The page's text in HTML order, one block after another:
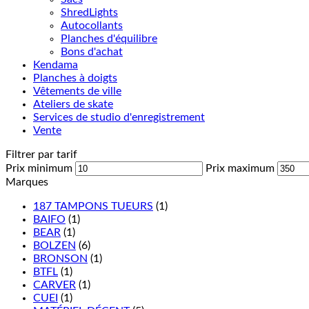
ShredLights
Autocollants
Planches d'équilibre
Bons d'achat
Kendama
Planches à doigts
Vêtements de ville
Ateliers de skate
Services de studio d'enregistrement
Vente
Filtrer par tarif
Prix minimum
Prix maximum
Marques
187 TAMPONS TUEURS (1)
BAIFO (1)
BEAR (1)
BOLZEN (6)
BRONSON (1)
BTFL (1)
CARVER (1)
CUEI (1)